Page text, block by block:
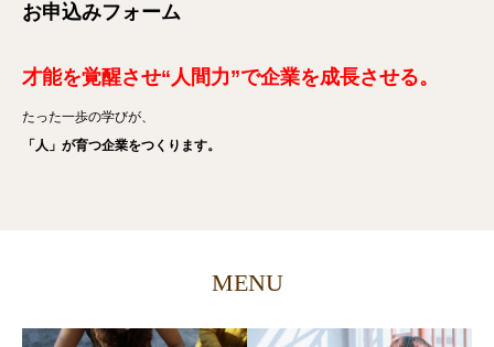
お申込みフォーム
才能を覚醒させ“人間力”で企業を成長させる。
たった一歩の学びが、
「人」が育つ企業をつくります。
MENU